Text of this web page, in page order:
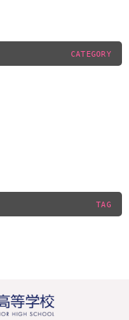
CATEGORY
TAG